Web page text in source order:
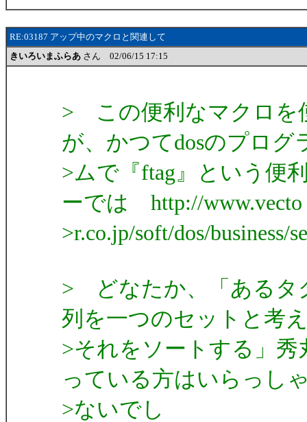
RE:03187 アップ中のマクロと関連して
きいろいまふらあ さん 02/06/15 17:15
> この便利なマクロを
が、かつてdosのプログ
>ムで『ftag』という便
ーでは http://www.vecto
>r.co.jp/soft/dos/
> どなたか、「あるタ
列を一つのセットと考
>それをソートする」秀
っている方はいらっし
>ないでし